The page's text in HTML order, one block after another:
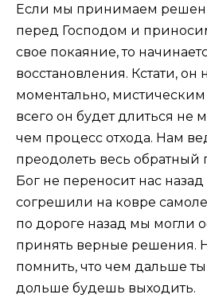
Если мы принимаем
перед Господом и
свое покаяние, то
восстановления. Кстати, он
моментально,
всего он будет длиться не
чем процесс отхода. Нам
преодолеть весь обратный
Бог не переносит нас назад
согрешили на ковре
по дороге назад мы могли
принять верные решения.
помнить, что чем дальше
дольше будешь выходить.